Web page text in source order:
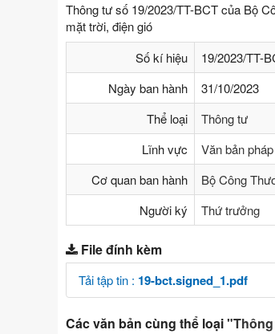
Thông tư số 19/2023/TT-BCT của Bộ
mặt trời, điện gió
Số kí hiệu
19/2023/TT-
Ngày ban hành
31/10/2023
Thể loại
Thông tư
Lĩnh vực
Văn bản
Cơ quan ban hành
Bộ Công
Người ký
Thứ trưởng
File đính kèm
Tải tập tin : 19-bct.signed_1.pdf
Các văn bản cùng thể loại